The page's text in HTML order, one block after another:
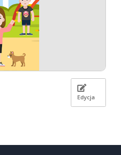
Edycja